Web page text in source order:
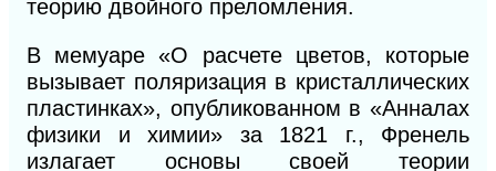
теорию двойного преломления.
В мемуаре «О расчете цветов, которые
вызывает поляризация в кристаллических
пластинках», опубликованном в «Анналах
физики и химии» за 1821 г., Френель
излагает основы своей теории